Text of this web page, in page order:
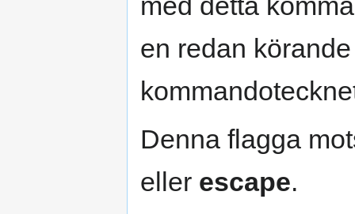
en redan
Denna flagga
eller escape.